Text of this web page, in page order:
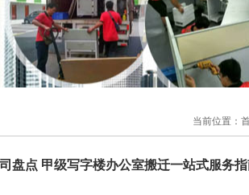
当前位置：
盘点 甲级写字楼办公室搬迁一站式服务